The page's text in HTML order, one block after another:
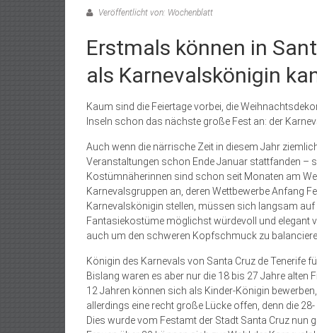
Veröffentlicht von: Wochenblatt
Erstmals können in
als Karnevalskönigin
Kaum sind die Feiertage vorbei, die
Inseln schon das nächste große Fest an: der
Auch wenn die närrische Zeit in diesem Jahr
Veranstaltungen schon Ende Januar stattfanden –
Kostümnäherinnen sind schon seit Monaten am
Karnevalsgruppen an, deren Wettbewerbe Anfang
Karnevalskönigin stellen, müssen sich langsam
Fantasiekostüme möglichst würdevoll und elegant
auch um den schweren Kopfschmuck zu
Königin des Karnevals von Santa Cruz de Tenerife
Bislang waren es aber nur die 18 bis 27 Jahre
12 Jahren können sich als Kinder-Königin
allerdings eine recht große Lücke offen, denn die
Dies wurde vom Festamt der Stadt Santa Cruz nun